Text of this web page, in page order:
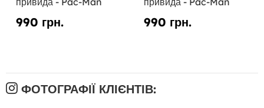
990 грн. 990 грн.
ФОТОГРАФІЇ КЛІЄНТІВ: